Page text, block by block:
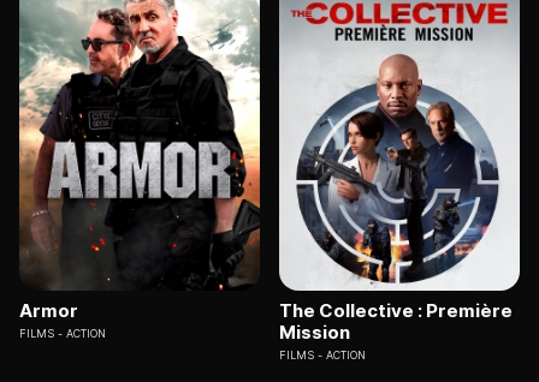
Armor
FILMS ACTION
The Collective : Première
Mission
FILMS ACTION